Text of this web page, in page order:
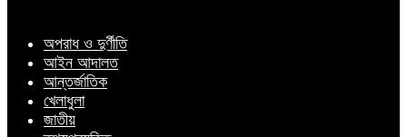
অপরাধ ও দুর্ণীতি
আইন আদালত
আন্তর্জাতিক
খেলাধুলা
জাতীয়